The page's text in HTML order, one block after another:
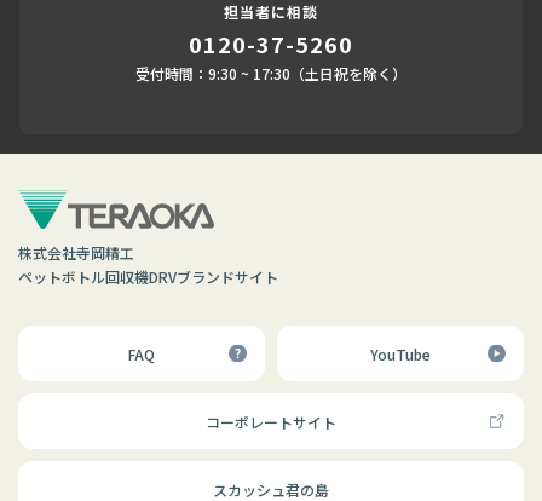
担当者に相談
0120-37-5260
受付時間：9:30 ~ 17:30（土日祝を除く）
株式会社寺岡精工
ペットボトル回収機DRVブランドサイト
FAQ YouTube
コーポレートサイト
スカッシュ君の島